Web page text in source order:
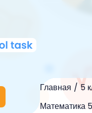
Главная 5
Математика